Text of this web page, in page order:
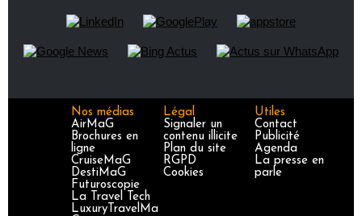
Nos médias
AirMaG
Brochures en
ligne
CruiseMaG
DestiMaG
Futuroscopie
La Travel Tech
LuxuryTravelMa
Légal
Signaler un
contenu illicite
Plan du site
RGPD
Cookies
Utiles
Contact
Publicité
Agenda
La presse en
parle